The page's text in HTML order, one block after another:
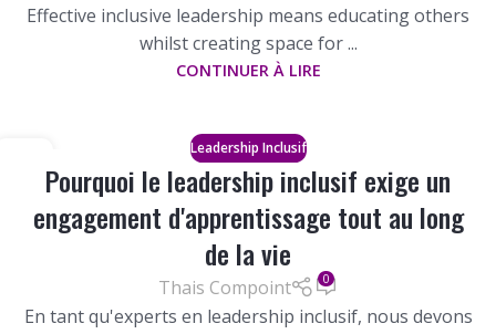
Effective inclusive leadership means educating others
whilst creating space for ...
CONTINUER À LIRE
Leadership Inclusif
Pourquoi le leadership inclusif exige un
engagement d'apprentissage tout au long
de la vie
Thais Compoint 0
En tant qu'experts en leadership inclusif, nous devons